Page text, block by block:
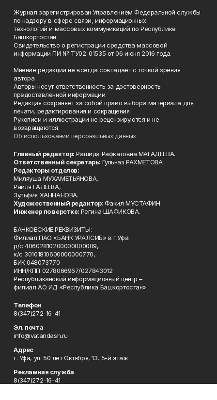
Журнал зарегистрирован Управлением Федеральной службы
по надзору в сфере связи, информационных
технологий и массовых коммуникаций по Республике
Башкортостан.
Свидетельство о регистрации средства массовой
информации ПИ № ТУ02-01535 от 06 июня 2016 года.
Мнение редакции не всегда совпадает с точкой зрения
автора.
Авторы несут ответственность за достоверность
предоставленной информации.
Редакция сохраняет за собой право выбора материала для
печати, редактирования и сокращения.
Рукописи и иллюстрации не рецензируются и не
возвращаются.
Об использовании персональных данных
Главный редактор: Рашида Рафкатовна МАГАДЕЕВА.
Ответственный секретарь: Гульназ РАХМЕТОВА.
Редакторы отделов:
Миляуша МУХАМЕТЬЯНОВА,
Раиля ГАЛЕЕВА,
Зульфия ХАННАНОВА.
Художественный редактор: Факил МУСТАФИН.
Инженер по верстке: Регина ШАФИКОВА.
БАНКОВСКИЕ РЕКВИЗИТЫ:
Филиал ПАО «БАНК УРАЛСИБ» в г.Уфа
р/с 40602810200000000009,
к/с 30101810600000000770,
БИК 048073770
ИНН/КПП 0278066967/027843012
Республиканский информационный центр –
филиал АО ИД «Республика Башкортостан»
Телефон
8(347)272-16-41
Эл. почта
info@vatandash.ru
Адрес
г. Уфа, ул. 50 лет Октября, 13, 5-й этаж
Рекламная служба
8(347)272-16-41